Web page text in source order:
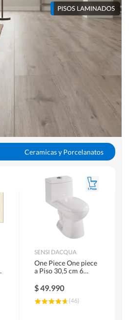
Ceramicas y Porcelanatos
Pisos Flotantes y Laminados
SENSI DACQUA
One Piece One piece
a Piso 30,5 cm 6
$49.990
(46)